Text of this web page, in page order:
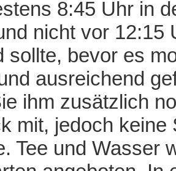
8:45 Uhr in
nicht vor 12:15
sollte, bevor es
ausreichend
ihm zusätzlich
mit, jedoch keine
Tee und Wasser